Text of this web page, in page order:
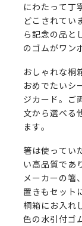
にわたって丁
どこされてい
ら記念の品と
のゴムがワン
おしゃれな桐
おめでたいシ
ジカード。ご
文から選べる
ます。
箸は使ってい
い高品質であ
メーカーの箸
置きもセット
桐箱にお入れ
色の水引付ゴ